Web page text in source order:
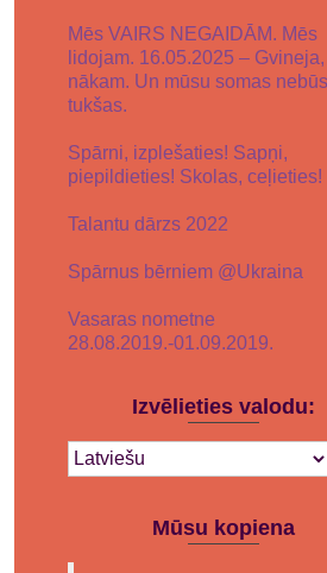
Mēs VAIRS NEGAIDĀM. Mēs
lidojam. 16.05.2025 –
nākam. Un mūsu somas nebūs
tukšas.
Spārni, izplešaties! Sapņi,
piepildieties! Skolas, ceļieties!
Talantu dārzs 2022
Spārnus bērniem @Ukraina
Vasaras nometne
28.08.2019.-01.09.2019.
Izvēlieties valodu:
Mūsu kopiena